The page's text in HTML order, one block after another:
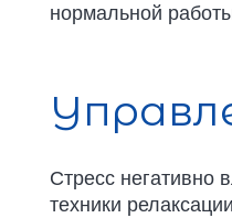
нормальной
Стресс негативно
техники